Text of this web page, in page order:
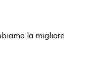
la migliore